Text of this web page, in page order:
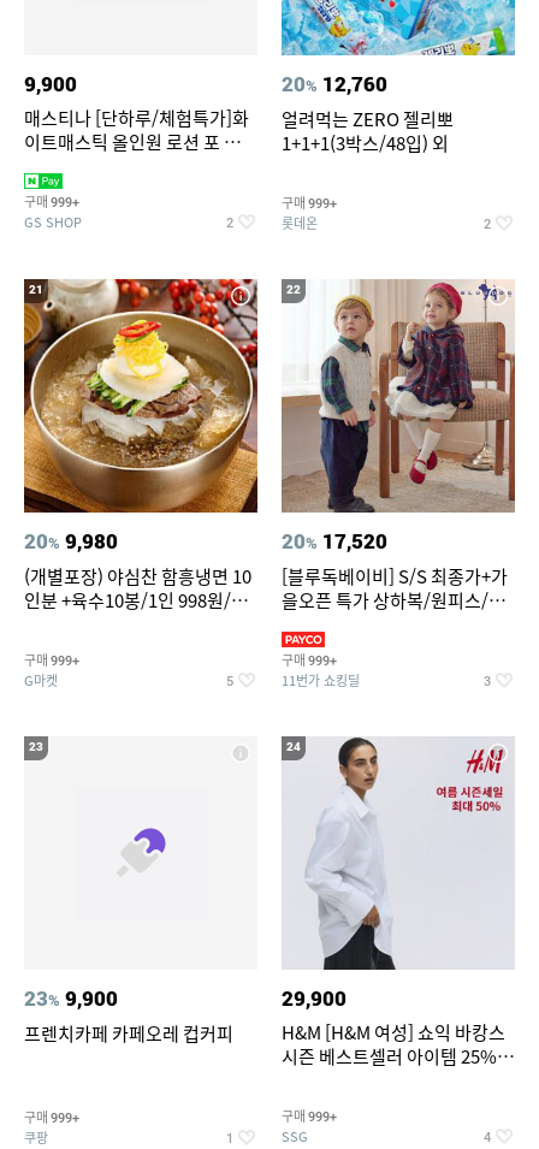
9,900
매스티나 [단하루/체험특가]화
이트매스틱 올인원 로션 포 맨
구매 999+
GS SHOP 2
20% 12,760
얼려먹는 ZERO 젤리뽀
1+1+1(3박스/48입) 외
구매 999+
롯데온 2
21
20% 9,980
(개별포장) 야심찬 함흥냉면 10
인분 +육수10봉/1인 998원/머
구매 999+
G마켓 5
22
20% 17,520
[블루독베이비] S/S 최종가+가
을오픈 특가 상하복/원피스/내
구매 999+
11번가 쇼킹딜 3
23
23% 9,900
프렌치카페 카페오레 컵커피
구매 999+
쿠팡 1
24
29,900
H&M [H&M 여성] 쇼익 바캉스
시즌 베스트셀러 아이템 25%
구매 999+
SSG 4